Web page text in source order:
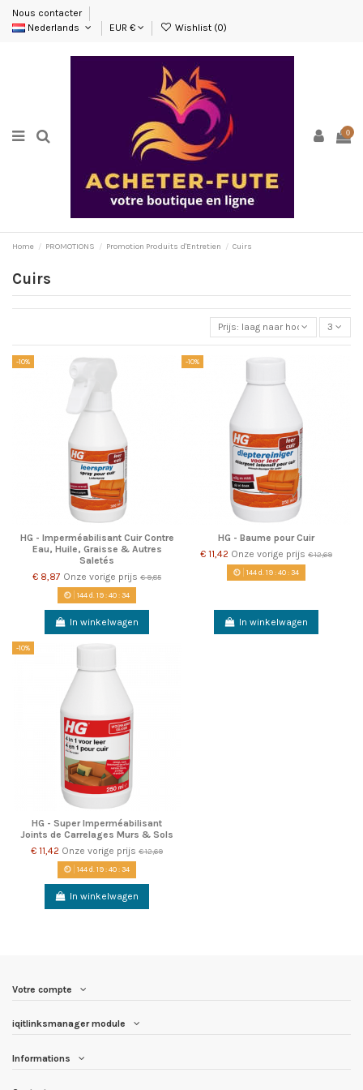
Nous contacter
Nederlands
EUR € Wishlist (0)
0
Home PROMOTIONS Promotion Produits d'Entretien Cuirs
Cuirs
Prijs: laag naar hoog 3
-10%
HG - Imperméabilisant Cuir Contre
Eau, Huile, Graisse & Autres
Saletés
€ 8,87 Onze vorige prijs € 9,85
144d. 19:40:34
In winkelwagen
-10%
HG - Baume pour Cuir
€ 11,42 Onze vorige prijs € 12,69
144d. 19:40:34
In winkelwagen
-10%
HG - Super Imperméabilisant
Joints de Carrelages Murs & Sols
€ 11,42 Onze vorige prijs € 12,69
144d. 19:40:34
In winkelwagen
Votre compte
iqitlinksmanager module
Informations